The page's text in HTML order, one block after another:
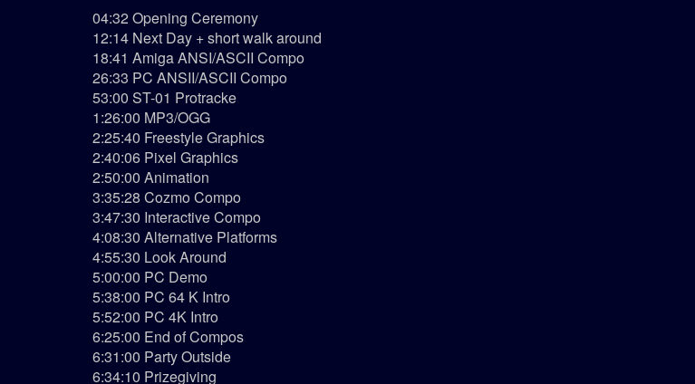
04:32 Opening Ceremony
12:14 Next Day + short walk around
18:41 Amiga ANSI/ASCII Compo
26:33 PC ANSII/ASCII Compo
53:00 ST-01 Protracke
1:26:00 MP3/OGG
2:25:40 Freestyle Graphics
2:40:06 Pixel Graphics
2:50:00 Animation
3:35:28 Cozmo Compo
3:47:30 Interactive Compo
4:08:30 Alternative Platforms
4:55:30 Look Around
5:00:00 PC Demo
5:38:00 PC 64 K Intro
5:52:00 PC 4K Intro
6:25:00 End of Compos
6:31:00 Party Outside
6:34:10 Prizegiving